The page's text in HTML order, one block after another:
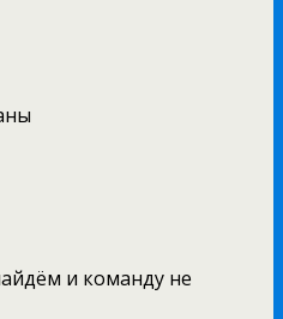
и команду не